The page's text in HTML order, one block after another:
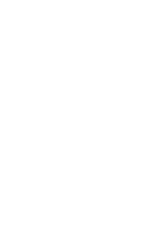
রহমানের,গ্যাস সঙ্কট